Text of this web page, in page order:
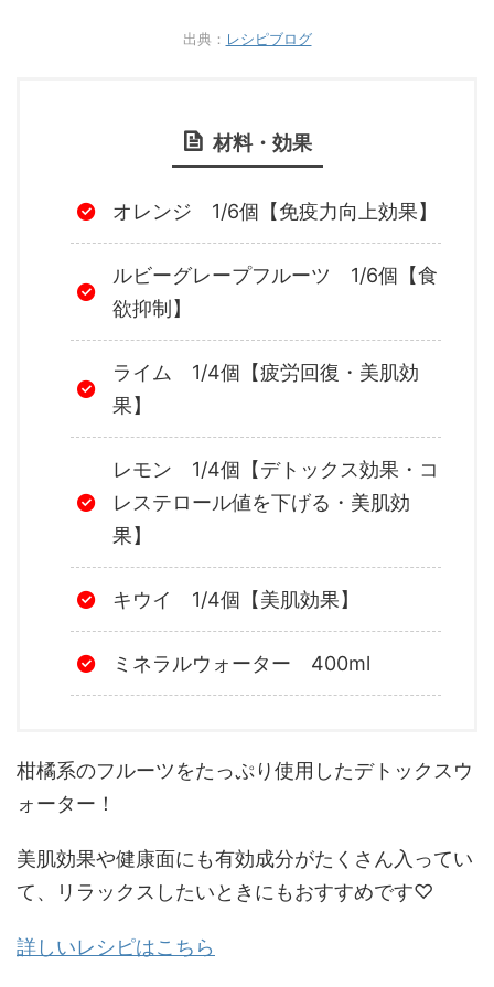
出典： レシピブログ
材料・効果
オレンジ 1/6個【免疫力向上効果】
ルビーグレープフルーツ 1/6個【食
欲抑制】
ライム 1/4個【疲労回復・美肌効
果】
レモン 1/4個【デトックス効果・コ
レステロール値を下げる・美肌効
果】
キウイ 1/4個【美肌効果】
ミネラルウォーター 400ml
柑橘系のフルーツをたっぷり使用したデトックスウ
ォーター！
美肌効果や健康面にも有効成分がたくさん入ってい
て、リラックスしたいときにもおすすめです♡
詳しいレシピはこちら